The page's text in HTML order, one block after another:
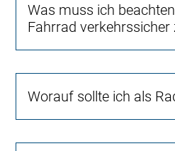
Was muss ich
Fahrrad verkehrssicher
Worauf sollte ich als